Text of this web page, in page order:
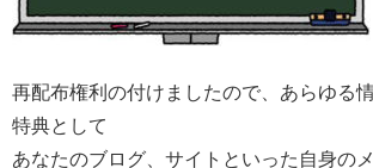
再配布権利の付けましたので、あらゆる
特典として
あなたのブログ、サイトといった自身の